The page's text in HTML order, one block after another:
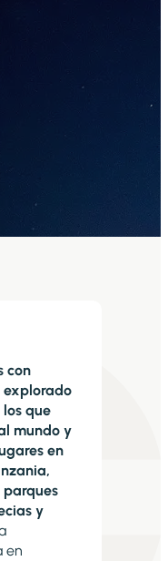
con
explorado
que
mundo y
en
parques
y
en